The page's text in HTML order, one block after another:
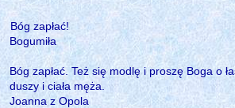
Bóg zapłać!
Bogumiła
Bóg zapłać. Też się modlę i proszę Boga o
duszy i ciała męża.
Joanna z Opola